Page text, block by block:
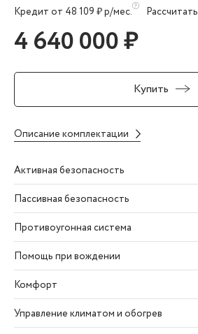
Кредит от 48 109 ₽ р/мес. Рассчитать
4 640 000 ₽
Купить
Описание комплектации
Активная безопасность
Пассивная безопасность
Противоугонная система
Помощь при вождении
Комфорт
Управление климатом и обогрев